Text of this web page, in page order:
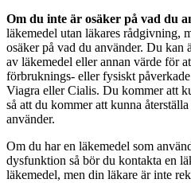
Om du inte är osäker på vad du
läkemedel utan läkares rådgivning,
osäker på vad du använder. Du kan
av läkemedel eller annan värde för
förbruknings- eller fysiskt
Viagra eller Cialis. Du kommer att
så att du kommer att kunna
använder.
Om du har en läkemedel som
dysfunktion så bör du kontakta en
läkemedel, men din läkare är inte